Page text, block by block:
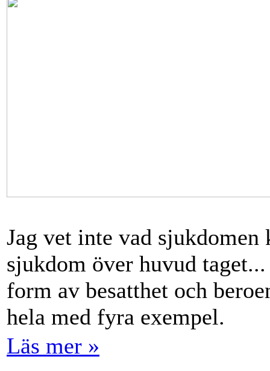
Jag vet inte vad sjukdomen
sjukdom över huvud
form av besatthet och
hela med fyra exempel.
Läs mer »